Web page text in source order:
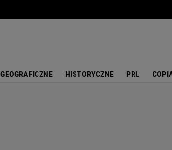
GEOGRAFICZNE HISTORYCZNE PRL